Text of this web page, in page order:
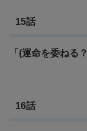
15話
「(運命を委ねる
16話